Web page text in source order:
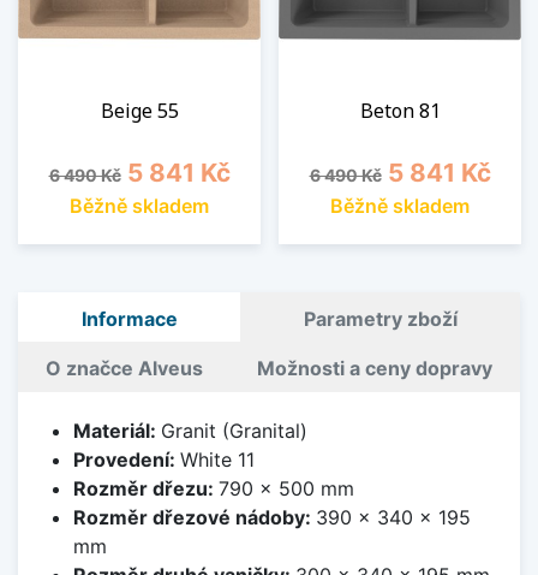
Beige 55
Běžná cena
6 490 Kč Cena
5 841 Kč
Běžně skladem
Beton 81
Běžná cena
6 490 Kč Cena
5 841 Kč
Běžně skladem
Informace Parametry zboží
O značce Alveus Možnosti a ceny dopravy
Materiál: Granit (Granital)
Provedení: White 11
Rozměr dřezu: 790 x 500 mm
Rozměr dřezové nádoby: 390 x 340 x 195
mm